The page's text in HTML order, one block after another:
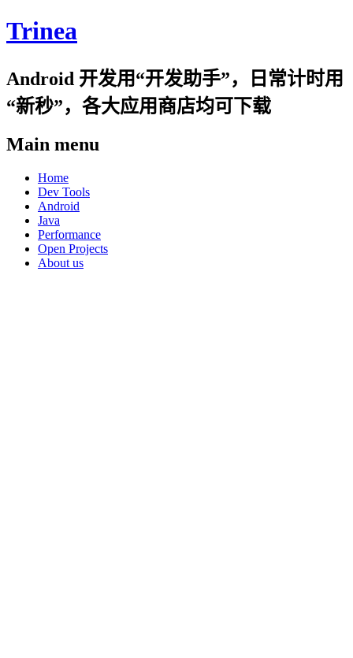
Trinea
Android 开发用“开发助手”，日常计时用
“新秒”，各大应用商店均可下载
Main menu
Skip
content
Home
Dev Tools
Android
Java
Performance
Open Projects
About us